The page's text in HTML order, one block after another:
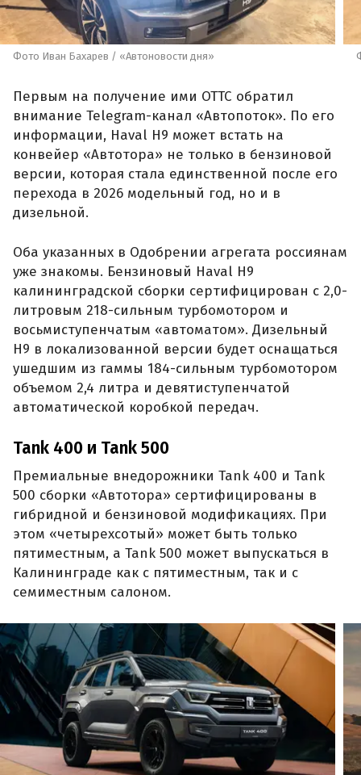
Фото Иван Бахарев / «Автоновости дня»
Первым на получение ими ОТТС обратил
внимание Telegram-канал «Автопоток». По его
информации, Haval H9 может встать на
конвейер «Автотора» не только в бензиновой
версии, которая стала единственной после его
перехода в 2026 модельный год, но и в
дизельной.
Оба указанных в Одобрении агрегата россиянам
уже знакомы. Бензиновый Haval H9
калининградской сборки сертифицирован с 2,0-
литровым 218-сильным турбомотором и
восьмиступенчатым «автоматом». Дизельный
H9 в локализованной версии будет оснащаться
ушедшим из гаммы 184-сильным турбомотором
объемом 2,4 литра и девятиступенчатой
автоматической коробкой передач.
Tank 400 и Tank 500
Премиальные внедорожники Tank 400 и Tank
500 сборки «Автотора» сертифицированы в
гибридной и бензиновой модификациях. При
этом «четырехсотый» может быть только
пятиместным, а Tank 500 может выпускаться в
Калининграде как с пятиместным, так и с
семиместным салоном.